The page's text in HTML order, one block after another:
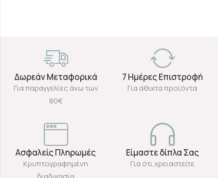
Δωρεάν Μεταφορικά
Για παραγγελίες άνω των
80€
7 Ημέρες Επιστροφή
Για άθικτα προϊόντα
Ασφαλείς Πληρωμές
Κρυπτογραφημένη
Είμαστε δίπλα Σας
Για ότι χρειαστείτε